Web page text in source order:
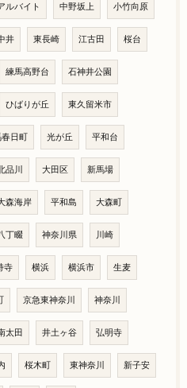
ルバイト 中野坂上 小竹向原
井 東長崎 江古田 桜台
練馬高野台 石神井公園
ひばりが丘 東久留米市
日町 光が丘 平和台
品川 大田区 新馬場
森海岸 平和島 大森町
丁畷 神奈川県 川崎
寺 横浜 横浜市 生麦
京急東神奈川 神奈川
太田 井土ヶ谷 弘明寺
桜木町 東神奈川 新子安